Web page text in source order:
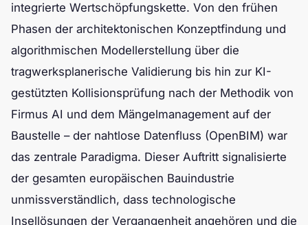
integrierte Wertschöpfungskette. Von den frühen
Phasen der architektonischen Konzeptfindung und
algorithmischen Modellerstellung über die
tragwerksplanerische Validierung bis hin zur KI-
gestützten Kollisionsprüfung nach der Methodik von
Firmus AI und dem Mängelmanagement auf der
Baustelle – der nahtlose Datenfluss (OpenBIM) war
das zentrale Paradigma. Dieser Auftritt signalisierte
der gesamten europäischen Bauindustrie
unmissverständlich, dass technologische
Insellösungen der Vergangenheit angehören und die